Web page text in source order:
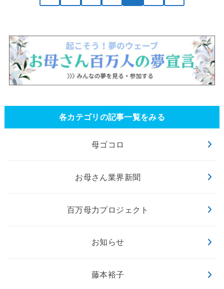
各カテゴリの記事一覧をみる
母ゴコロ
お母さん業界新聞
百万母力プロジェクト
お知らせ
藤本裕子